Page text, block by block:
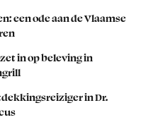
een ode aan de Vlaamse
in op beleving in
in Dr.